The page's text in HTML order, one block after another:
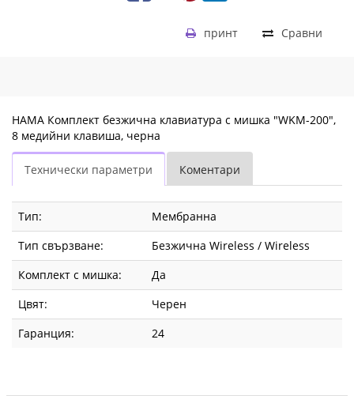
Сравни
принт
HAMA Комплект безжична клавиатура с мишка "WKM-200",
8 медийни клавиша, черна
Технически параметри Коментари
Тип:
Мембранна
Тип свързване:
Безжична Wireless / Wireless
Комплект с мишка:
Да
Цвят:
Черен
Гаранция:
24